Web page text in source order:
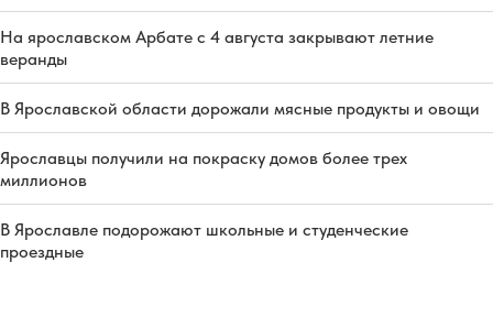
На ярославском Арбате с 4 августа закрывают летние
веранды
В Ярославской области дорожали мясные продукты и овощи
Ярославцы получили на покраску домов более трех
миллионов
В Ярославле подорожают школьные и студенческие
проездные